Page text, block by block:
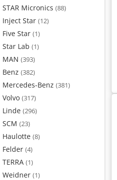
STAR Micronics (88)
Inject Star (12)
Five Star (1)
Star Lab (1)
MAN (393)
Benz (382)
Mercedes-Benz (381)
Volvo (317)
Linde (296)
SCM (23)
Haulotte (8)
Felder (4)
TERRA (1)
Weidner (1)